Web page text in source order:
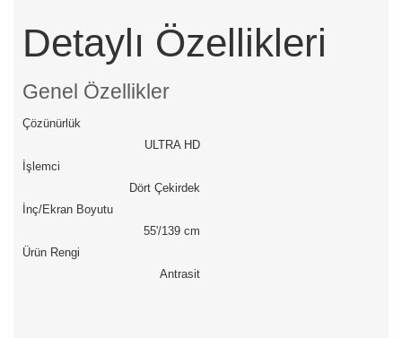
Detaylı Özellikleri
Genel Özellikler
Çözünürlük
ULTRA HD
İşlemci
Dört Çekirdek
İnç/Ekran Boyutu
55'/139 cm
Ürün Rengi
Antrasit